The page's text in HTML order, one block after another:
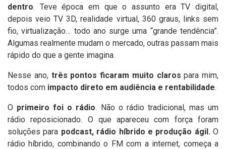
dentro. Teve época em que o assunto era TV digital,
depois veio TV 3D, realidade virtual, 360 graus, links sem
fio, virtualização… todo ano surge uma “grande tendência”.
Algumas realmente mudam o mercado, outras passam mais
rápido do que a gente imagina.
Nesse ano, três pontos ficaram muito claros para mim,
todos com impacto direto em audiência e rentabilidade.
O primeiro foi o rádio. Não o rádio tradicional, mas um
rádio reposicionado. O que apareceu com força foram
soluções para podcast, rádio híbrido e produção ágil. O
rádio híbrido, combinando o FM com a internet, começa a